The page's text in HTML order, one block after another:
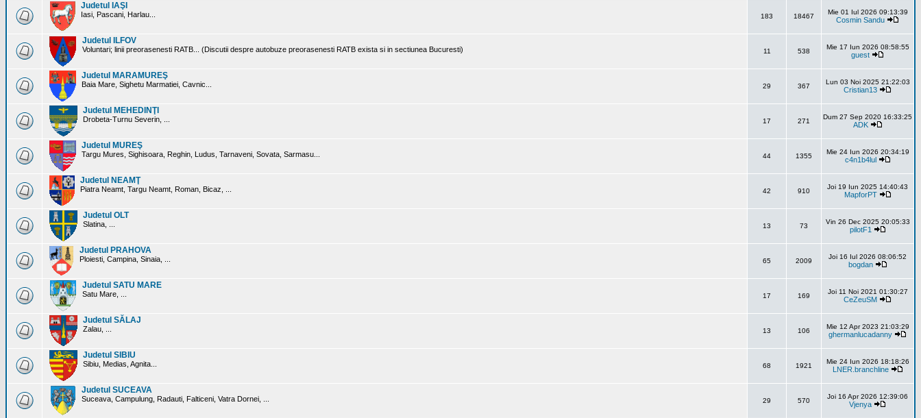
Judetul IAŞI
Iasi, Pascani, Harlau... 183 18467
Mie 01 Iul 2026 09:13:39
Cosmin Sandu
Judetul ILFOV
Voluntari; linii preorasenesti RATB... (Discutii despre autobuze preorasenesti RATB exista si in sectiunea Bucuresti) 11 538
Mie 17 Iun 2026 08:58:55
guest
Judetul MARAMUREŞ
Baia Mare, Sighetu Marmatiei, Cavnic... 29 367
Lun 03 Noi 2025 21:22:03
Cristian13
Judetul MEHEDINŢI
Drobeta-Turnu Severin, ... 17 271
Dum 27 Sep 2020 16:33:25
ADK
Judetul MUREŞ
Targu Mures, Sighisoara, Reghin, Ludus, Tarnaveni, Sovata, Sarmasu... 44 1355
Mie 24 Iun 2026 20:34:19
c4n1b4lul
Judetul NEAMŢ
Piatra Neamt, Targu Neamt, Roman, Bicaz, ... 42 910
Joi 19 Iun 2025 14:40:43
MapforPT
Judetul OLT
Slatina, ... 13 73
Vin 26 Dec 2025 20:05:33
pilotF1
Judetul PRAHOVA
Ploiesti, Campina, Sinaia, ... 65 2009
Joi 16 Iul 2026 08:06:52
bogdan
Judetul SATU MARE
Satu Mare, ... 17 169
Joi 11 Noi 2021 01:30:27
CeZeuSM
Judetul SĂLAJ
Zalau, ... 13 106
Mie 12 Apr 2023 21:03:29
ghermanlucadanny
Judetul SIBIU
Sibiu, Medias, Agnita... 68 1921
Mie 24 Iun 2026 18:18:26
LNER.branchline
Judetul SUCEAVA
Suceava, Campulung, Radauti, Falticeni, Vatra Dornei, ... 29 570
Joi 16 Apr 2026 12:39:06
Vjenya